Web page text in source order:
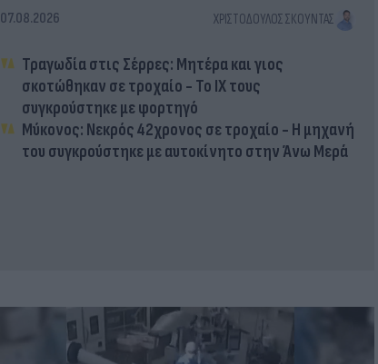
07.08.2026 ΧΡΙΣΤΌΔΟΥΛΟΣ ΣΚΟΎΝΤΑΣ
Τραγωδία στις Σέρρες: Μητέρα και γιος
σκοτώθηκαν σε τροχαίο - Το ΙΧ τους
συγκρούστηκε με φορτηγό
Μύκονος: Νεκρός 42χρονος σε τροχαίο - Η μηχανή
του συγκρούστηκε με αυτοκίνητο στην Άνω Μερά